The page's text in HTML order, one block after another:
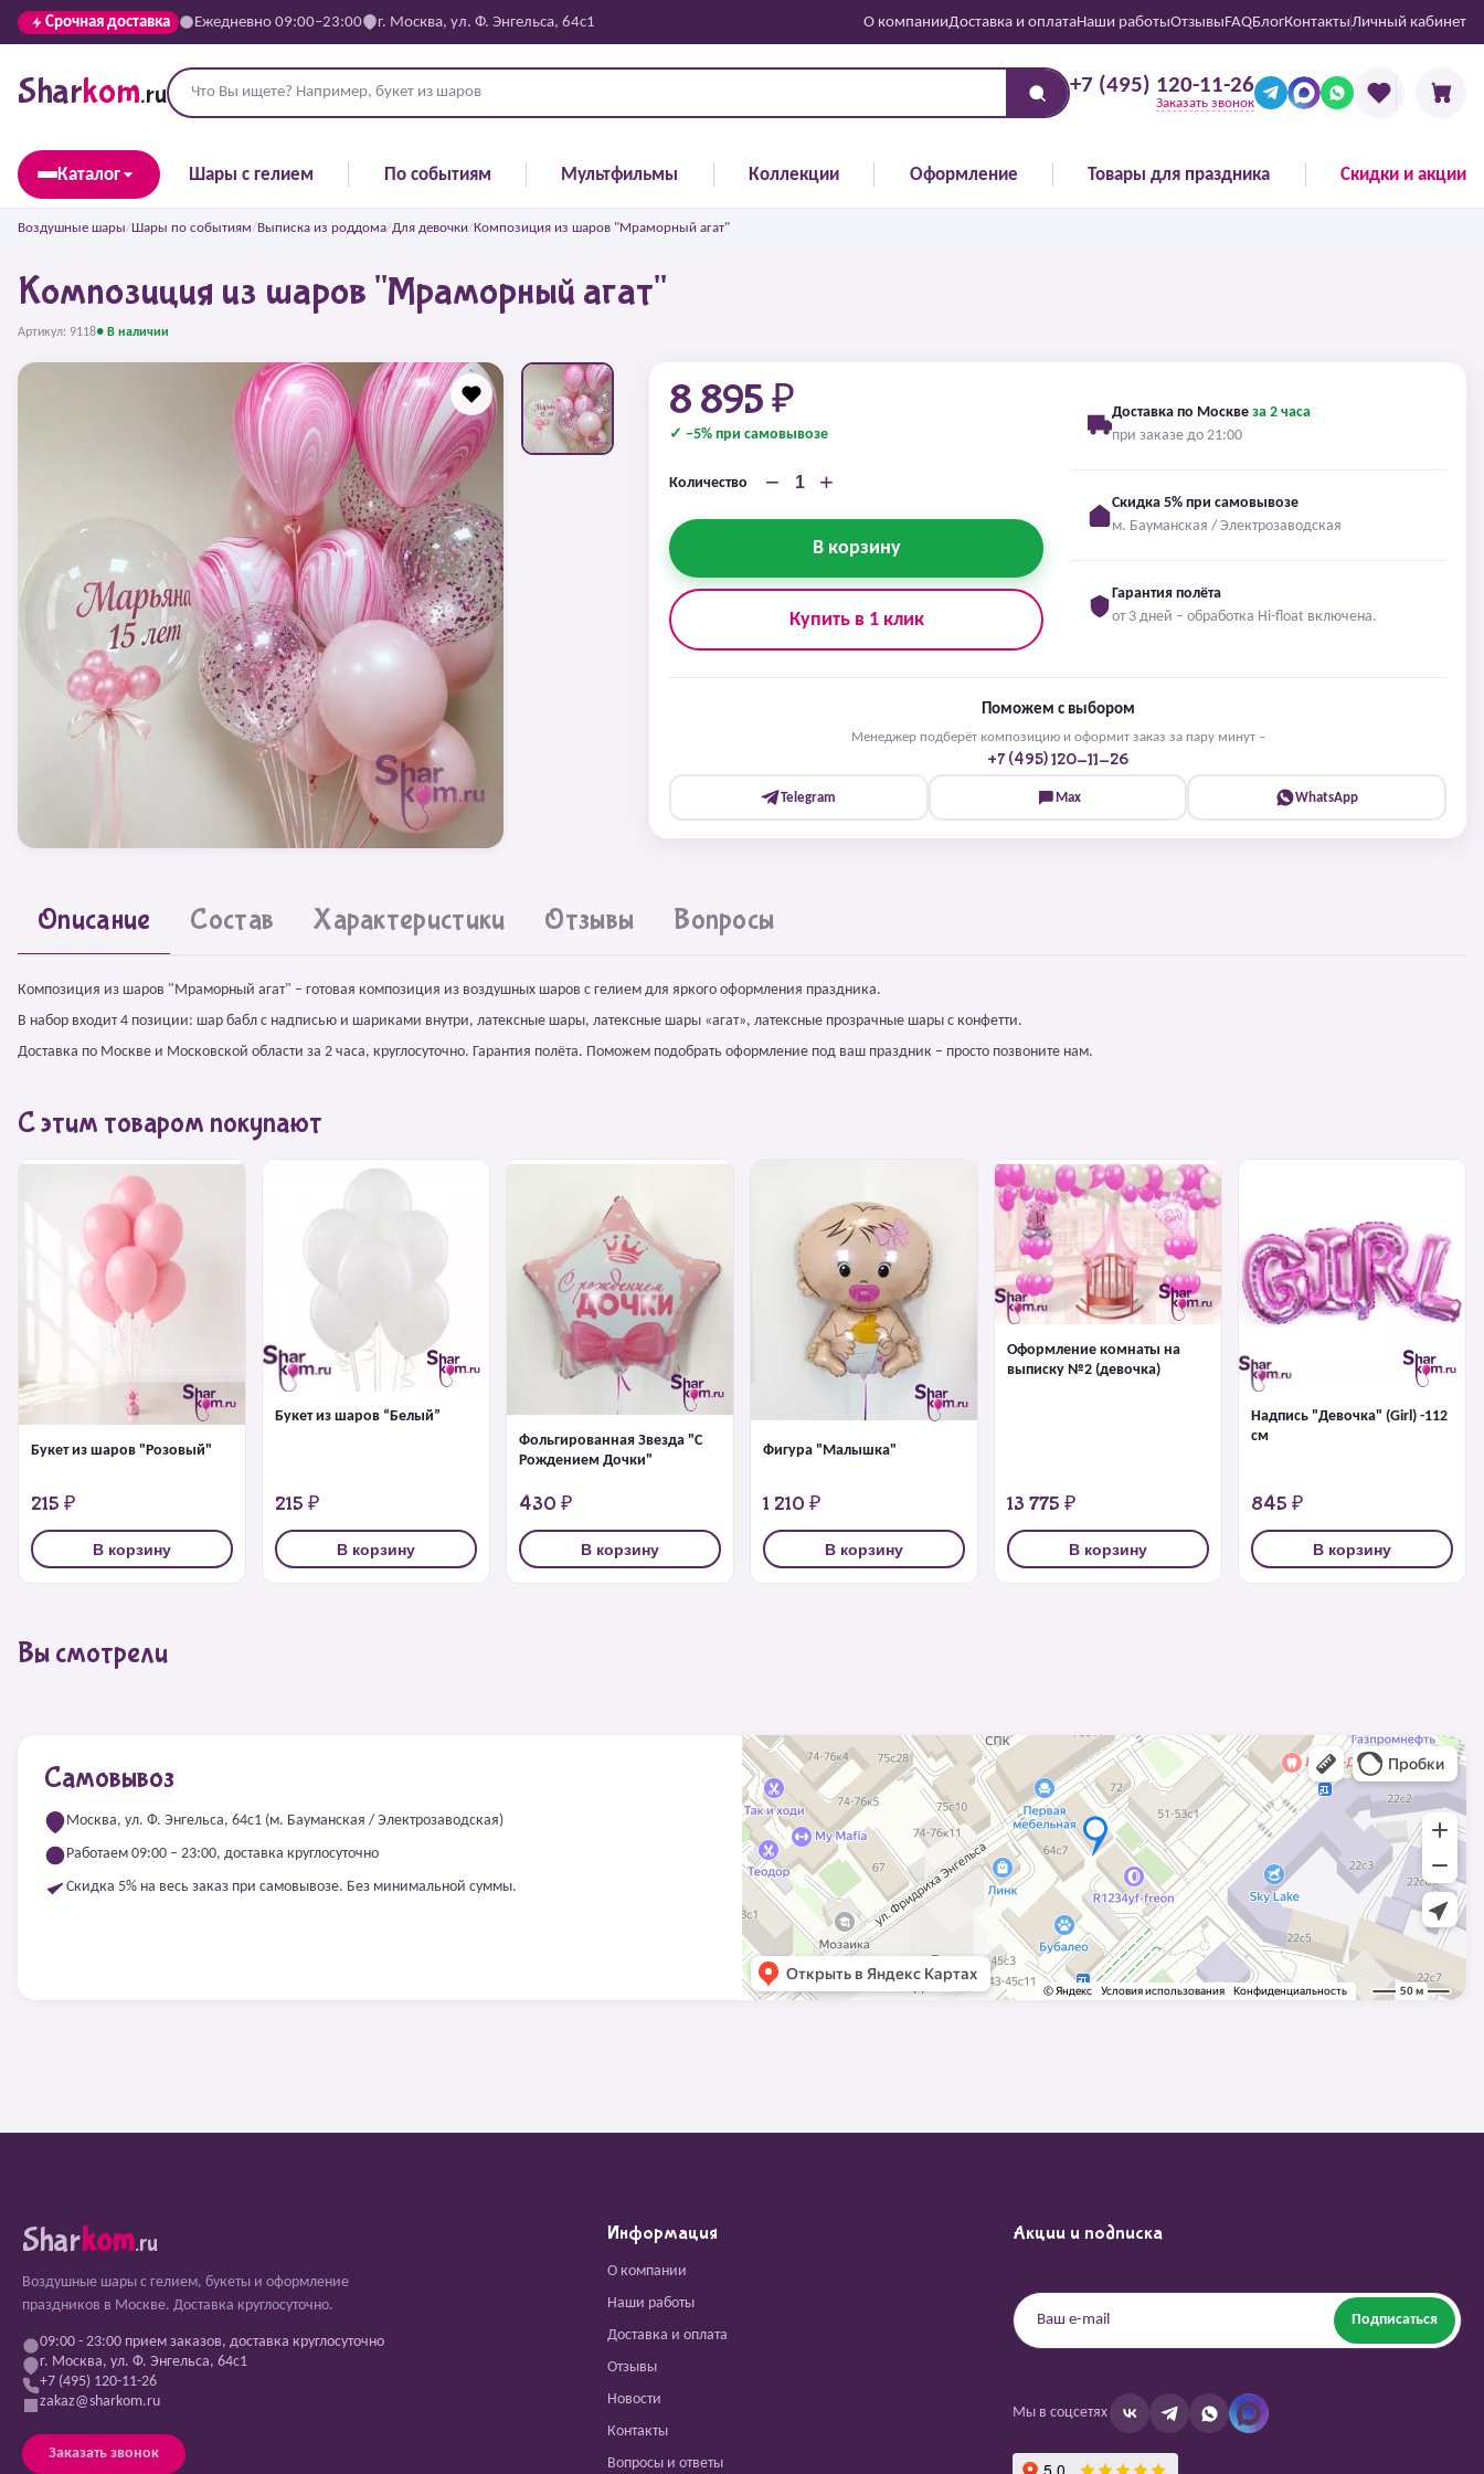
Срочная доставка Ежедневно 09:00–23:00 г. Москва, ул. Ф. Энгельса, 64с1 О компанииДоставка и оплатаНаши работыОтзывыFAQБлогКонтактыЛичный кабинет
Sharkom.ru +7 (495) 120-11-26
Заказать звонок
Каталог Шары с гелием По событиям Мультфильмы Коллекции Оформление Товары для праздника Скидки и акции
Воздушные шары/Шары по событиям/Выписка из роддома/Для девочки/Композиция из шаров "Мраморный агат"
Композиция из шаров "Мраморный агат"
Артикул: 9118● В наличии
8 895 ₽
✓ −5% при самовывозе
Количество − +
В корзину
Купить в 1 клик
Доставка по Москве за 2 часа
при заказе до 21:00
Скидка 5% при самовывозе
м. Бауманская / Электрозаводская
Гарантия полёта
от 3 дней – обработка Hi-float включена.
Поможем с выбором
Менеджер подберёт композицию и оформит заказ за пару минут –
+7 (495) 120-11-26
Telegram Max WhatsApp
Описание Состав Характеристики Отзывы Вопросы
Композиция из шаров "Мраморный агат" – готовая композиция из воздушных шаров с гелием для яркого оформления праздника.
В набор входит 4 позиции: шар бабл с надписью и шариками внутри, латексные шары, латексные шары «агат», латексные прозрачные шары с конфетти.
Доставка по Москве и Московской области за 2 часа, круглосуточно. Гарантия полёта. Поможем подобрать оформление под ваш праздник – просто позвоните нам.
С этим товаром покупают
Букет из шаров "Розовый"
215 ₽
В корзину
Букет из шаров “Белый”
215 ₽
В корзину
Фольгированная Звезда "С
Рождением Дочки"
430 ₽
В корзину
Фигура "Малышка"
1 210 ₽
В корзину
Оформление комнаты на
выписку №2 (девочка)
13 775 ₽
В корзину
Надпись "Девочка" (Girl) -112
см
845 ₽
В корзину
Вы смотрели
Самовывоз
Москва, ул. Ф. Энгельса, 64с1 (м. Бауманская / Электрозаводская)
Работаем 09:00 – 23:00, доставка круглосуточно
Скидка 5% на весь заказ при самовывозе. Без минимальной суммы.
Sharkom.ru
Воздушные шары с гелием, букеты и оформление
праздников в Москве. Доставка круглосуточно.
09:00 - 23:00 прием заказов, доставка круглосуточно
г. Москва, ул. Ф. Энгельса, 64с1
+7 (495) 120-11-26
zakaz@sharkom.ru
Заказать звонок
Информация
О компании
Наши работы
Доставка и оплата
Отзывы
Новости
Контакты
Вопросы и ответы
Акции и подписка
Подписаться
Мы в соцсетях